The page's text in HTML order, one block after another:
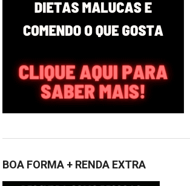
BOA FORMA + RENDA EXTRA